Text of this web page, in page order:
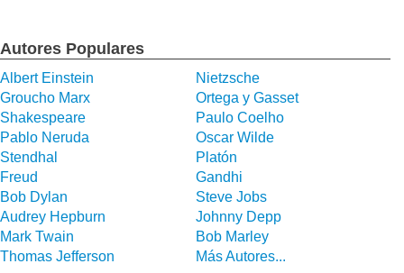
Autores Populares
Albert Einstein
Nietzsche
Groucho Marx
Ortega y Gasset
Shakespeare
Paulo Coelho
Pablo Neruda
Oscar Wilde
Stendhal
Platón
Freud
Gandhi
Bob Dylan
Steve Jobs
Audrey Hepburn
Johnny Depp
Mark Twain
Bob Marley
Thomas Jefferson
Más Autores...